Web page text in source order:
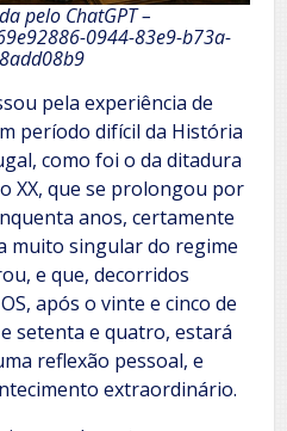
pelo ChatGPT –
0944-83e9-b73a-
pela experiência de
período difícil da História
como foi o da ditadura
XX, que se prolongou por
anos, certamente
muito singular do regime
e que, decorridos
após o vinte e cinco de
setenta e quatro, estará
reflexão pessoal, e
extraordinário.